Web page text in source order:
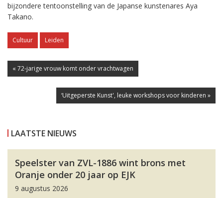
bijzondere tentoonstelling van de Japanse kunstenares Aya
Takano.
Cultuur Leiden
« 72-jarige vrouw komt onder vrachtwagen
‘Uitgeperste Kunst', leuke workshops voor kinderen »
LAATSTE NIEUWS
Speelster van ZVL-1886 wint brons met
Oranje onder 20 jaar op EJK
9 augustus 2026